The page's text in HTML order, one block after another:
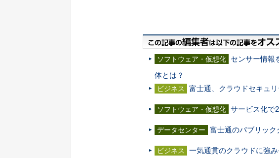
ソフトウェア・仮想化
センサー情報
体とは？
ビジネス 富士通、クラウドセキュ
ソフトウェア・仮想化 サービス化で
データセンター 富士通のパブリック
ビジネス 一気通貫のクラウドに強